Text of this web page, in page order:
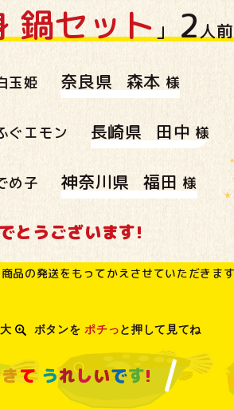
鍋セット」2人前
玉姫 奈良県 森本 様
ぐエモン 長崎県 田中 様
め子 神奈川県 福田 様
とうございます!
品の発送をもってかえさせていただきます
ボタンを ポチっと押して見てね
きて うれしいです!